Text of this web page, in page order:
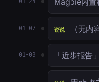
01-24
01-07 说说 （无内
01-03 「近步报告